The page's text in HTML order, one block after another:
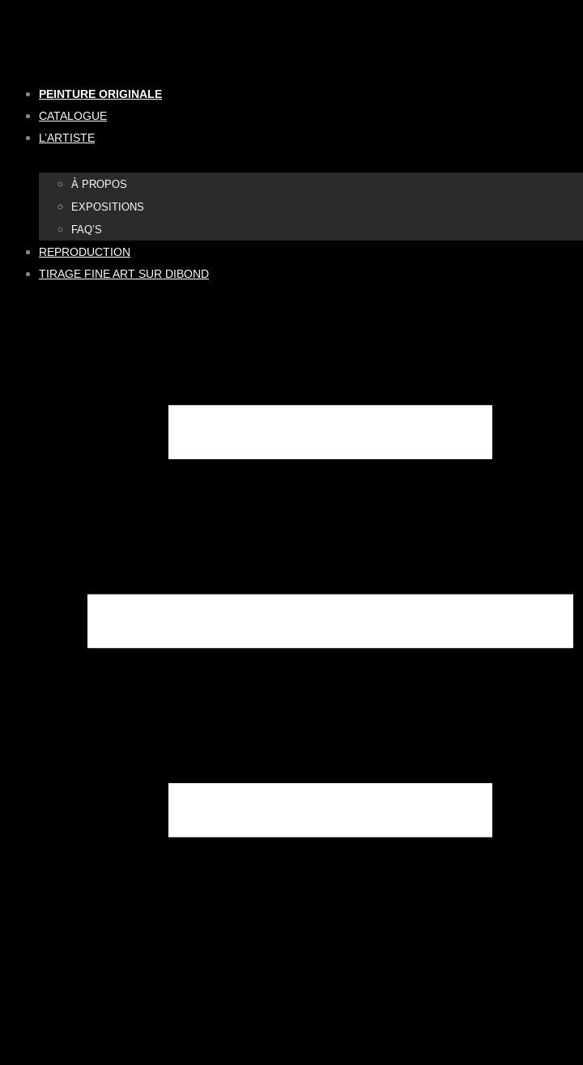
PEINTURE ORIGINALE
CATALOGUE
L’ARTISTE
À PROPOS
EXPOSITIONS
FAQ’S
REPRODUCTION
TIRAGE FINE ART SUR DIBOND